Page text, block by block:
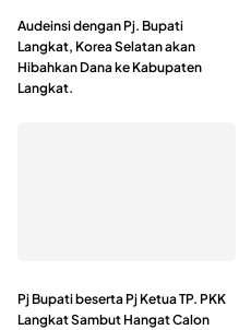
Audeinsi dengan Pj. Bupati
Langkat, Korea Selatan akan
Hibahkan Dana ke Kabupaten
Langkat.
Pj Bupati beserta Pj Ketua TP. PKK
Langkat Sambut Hangat Calon